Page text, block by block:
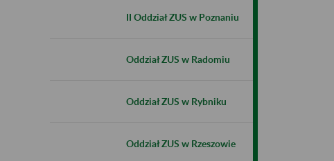
II Oddział ZUS w Poznaniu
Oddział ZUS w Radomiu
Oddział ZUS w Rybniku
Oddział ZUS w Rzeszowie